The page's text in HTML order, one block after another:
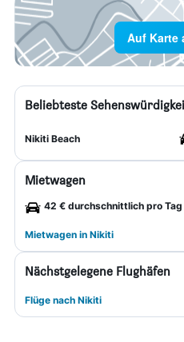
Auf Karte
Beliebteste
Nikiti Beach
Mietwagen
42 € durchschnittlich pro Tag
Mietwagen in Nikiti
Nächstgelegene Flughäfen
Flüge nach Nikiti